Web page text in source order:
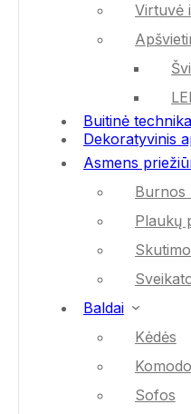
Virtuvė
Buitinė technika
Dekoratyvinis
Asmens
Burnos
Plaukų
Baldai
Kėdės
Sofos